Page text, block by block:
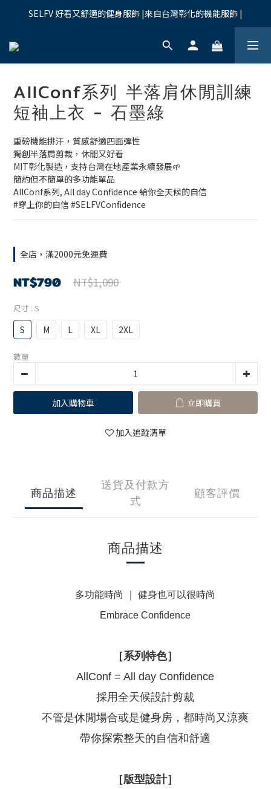
SELFV 好看又舒適的健身服飾 |來自台灣彰化的機能服飾 |
AllConf系列 半落肩休閒訓練
短袖上衣 - 石墨綠
重磅機能排汗，質感舒適四面彈性
獨創半落肩剪裁，休閒又好看
MIT彰化製造，支持台灣在地產業永續發展🌱
簡約但不簡單的多功能單品
AllConf系列, All day Confidence 給你全天候的自信
#穿上你的自信 #SELFVConfidence
全店，滿2000元免運費
NT$790 NT$1,090
尺寸 : S
S M L XL 2XL
數量
加入購物車 立即購買
加入追蹤清單
商品描述
送貨及付款方
式
顧客評價
商品描述
多功能時尚 ｜ 健身也可以很時尚
Embrace Confidence
［系列特色］
AllConf = All day Confidence
採用全天候設計剪裁
不管是休閒場合或是健身房，都時尚又涼爽
帶你探索整天的自信和舒適
［版型設計］